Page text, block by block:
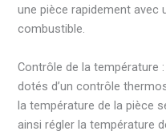
une pièce rapidement
combustible.
Contrôle de la température
dotés d’un contrôle
la température de la pièce
ainsi régler la température